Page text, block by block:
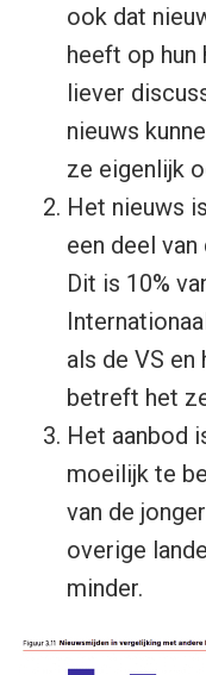
ook dat
heeft op hun
liever
nieuws
ze eigenlijk
Het nieuws
een deel van
Dit is 10%
als de VS
betreft het
Het aanbod
moeilijk te
van de
overige
minder.